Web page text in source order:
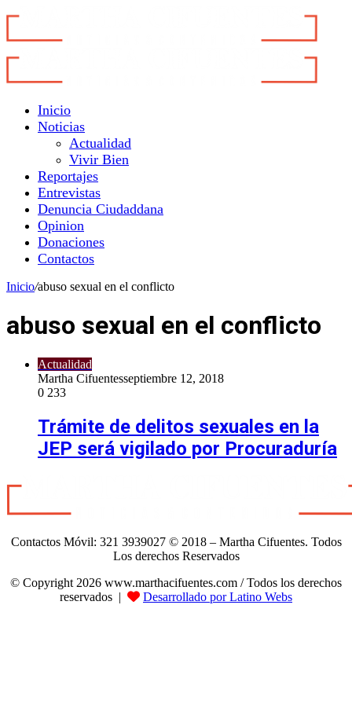
Inicio
Noticias
Actualidad
Vivir Bien
Reportajes
Entrevistas
Denuncia Ciudaddana
Opinion
Donaciones
Contactos
Inicio/abuso sexual en el conflicto
abuso sexual en el conflicto
Actualidad
Martha Cifuentesseptiembre 12, 2018
0 233
Trámite de delitos sexuales en la
JEP será vigilado por Procuraduría
Contactos Móvil: 321 3939027 © 2018 – Martha Cifuentes. Todos
Los derechos Reservados
© Copyright 2026 www.marthacifuentes.com / Todos los derechos
reservados |
Desarrollado por Latino Webs